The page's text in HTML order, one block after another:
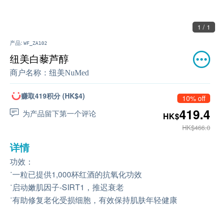
1 / 1
产品: WF_ZA102
纽美白藜芦醇
商户名称： 纽美NuMed
赚取419积分 (HK$4)
为产品留下第一个评论
10% off
HK$419.4
HK$466.0
详情
功效：
˙一粒已提供1,000杯红酒的抗氧化功效
˙启动嫩肌因子-SIRT1，推迟衰老
˙有助修复老化受损细胞，有效保持肌肤年轻健康